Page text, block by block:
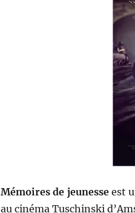
Mémoires de jeunesseest
au cinéma Tuschinski